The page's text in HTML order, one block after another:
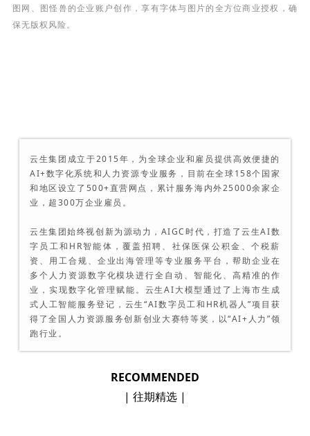
图网、图怪兽的企业账户创作，享有字体与图片的全方位商业授权，确
保无版权风险。
云生集团成立于2015年，为全球企业和雇员提供高效便捷的
AI+数字化系统和人力资源专业服务，目前在全球158个国家
和地区设立了500+直营网点，累计服务海内外25000余家企
业，超300万企业雇员。
云生集团始终视创新为源动力，AIGC时代，打造了云生AI数
字员工和HR智能体，覆盖招聘、社保医保公积金、个税薪
资、用工合规、企业出海管理等专业服务平台，帮助企业在
多个人力资源数字化模块进行全自动、智能化、高精准的作
业，实现数字化管理赋能。云生AI大模型通过了上海市生成
式人工智能服务登记，云生“AI数字员工和HR机器人”项目获
得了全国人力资源服务创新创业大赛特等奖，以“AI+人力”领
跑行业。
RECOMMENDED
| 往期精选 |